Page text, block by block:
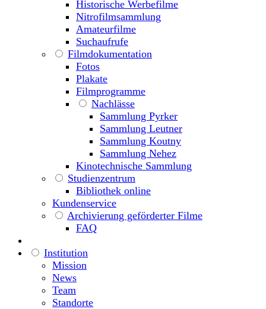
Historische Werbefilme
Nitrofilmsammlung
Amateurfilme
Suchaufrufe
Filmdokumentation
Fotos
Plakate
Filmprogramme
Nachlässe
Sammlung Pyrker
Sammlung Leutner
Sammlung Koutny
Sammlung Nehez
Kinotechnische Sammlung
Studienzentrum
Bibliothek online
Kundenservice
Archivierung geförderter Filme
FAQ
Institution
Mission
News
Team
Standorte